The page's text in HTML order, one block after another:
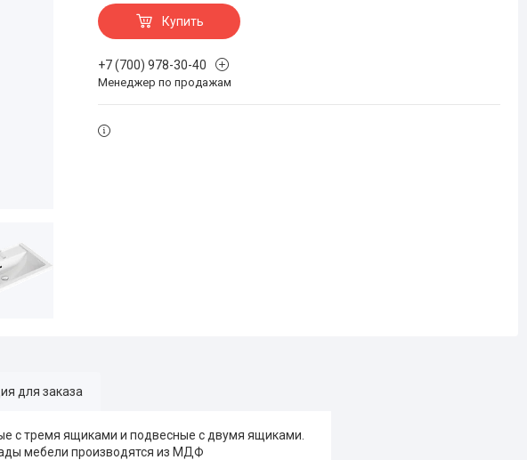
Купить
+7 (700) 978-30-40
Менеджер по продажам
для заказа
с тремя ящиками и подвесные с двумя ящиками.
мебели производятся из МДФ